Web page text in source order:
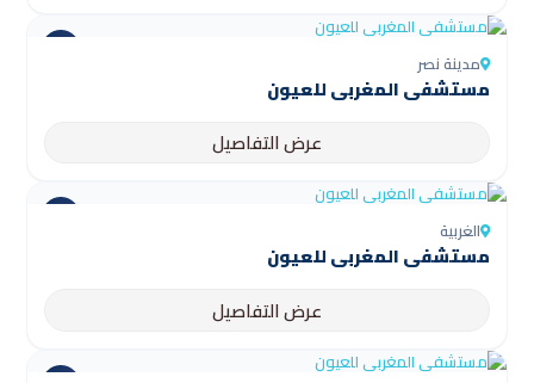
مدينة نصر
مستشفى المغربي للعيون
عرض التفاصيل
الغربية
مستشفى المغربي للعيون
عرض التفاصيل